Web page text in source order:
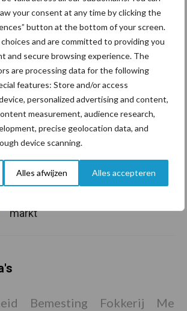
your consent at any time by clicking the
button at the bottom of your screen.
and are committed to providing you
and secure browsing experience. The
are processing data for the following
features: Store and/or access
personalized advertising and content,
measurement, audience research,
precise geolocation data, and
device scanning.
Alles afwijzen Alles accepteren
Grondstoffenmarkt blijft
grillig: droogte en
geopolitiek houden handel
in de greep
De speenhuid: een vaak
onderschatte risicofactor
voor mastitis
ForFarmers ziet volume en
marktaandeel groeien in
markt
Bemesting Fokkerij